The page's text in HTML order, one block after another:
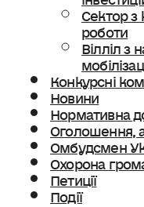
Сектор з
роботи
Вілліл з
Конкурсні
Новини
Нормативна
Оголошення,
Омбудсмен
Охорона
Петиції
Події